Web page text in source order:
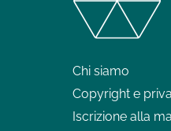
Chi siamo
Copyright e
Iscrizione alla